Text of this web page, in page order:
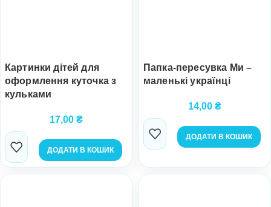
Картинки дітей для
оформлення куточка з
кульками
17,00 ₴
ДОДАТИ В КОШИК
Папка-пересувка Ми –
маленькі українці
14,00 ₴
ДОДАТИ В КОШИК